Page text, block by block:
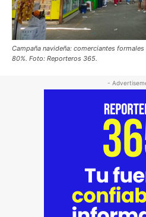
Campaña navideña: comerciantes
80%. Foto: Reporteros 365.
-